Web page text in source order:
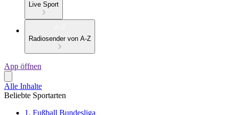
Live Sport
Radiosender von A-Z
App öffnen
Alle Inhalte
Beliebte Sportarten
1. Fußball Bundesliga